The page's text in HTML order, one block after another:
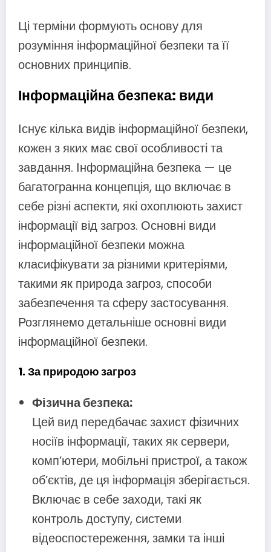
Ці терміни формують основу для
розуміння інформаційної безпеки та її
основних принципів.
Інформаційна безпека: види
Існує кілька видів інформаційної безпеки,
кожен з яких має свої особливості та
завдання. Інформаційна безпека — це
багатогранна концепція, що включає в
себе різні аспекти, які охоплюють захист
інформації від загроз. Основні види
інформаційної безпеки можна
класифікувати за різними критеріями,
такими як природа загроз, способи
забезпечення та сферу застосування.
Розглянемо детальніше основні види
інформаційної безпеки.
1. За природою загроз
Фізична безпека:
Цей вид передбачає захист фізичних
носіїв інформації, таких як сервери,
комп’ютери, мобільні пристрої, а також
об’єктів, де ця інформація зберігається.
Включає в себе заходи, такі як
контроль доступу, системи
відеоспостереження, замки та інші